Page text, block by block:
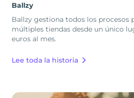
Ballzy
Ballzy gestiona todos los procesos
múltiples tiendas desde un único
euros al mes.
Lee toda la historia